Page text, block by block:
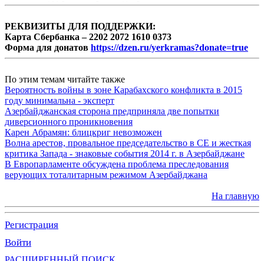
РЕКВИЗИТЫ ДЛЯ ПОДДЕРЖКИ:
Карта Сбербанка – 2202 2072 1610 0373
Форма для донатов https://dzen.ru/yerkramas?donate=true
По этим темам читайте также
Вероятность войны в зоне Карабахского конфликта в 2015
году минимальна - эксперт
Азербайджанская сторона предприняла две попытки
диверсионного проникновения
Карен Абрамян: блицкриг невозможен
Волна арестов, провальное председательство в СЕ и жесткая
критика Запада - знаковые события 2014 г. в Азербайджане
В Европарламенте обсуждена проблема преследования
верующих тоталитарным режимом Азербайджана
На главную
Регистрация
Войти